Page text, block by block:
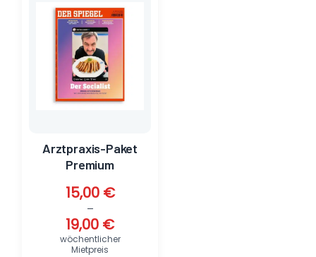
Arztpraxis-Paket
Premium
15,00 €
–
19,00 €
wöchentlicher
Mietpreis
weist
mehrere
Varianten
auf.
Die
Optionen
können
gewählt
werden